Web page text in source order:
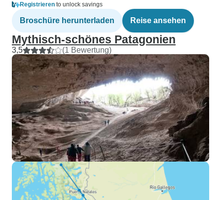
Registrieren to unlock savings
Broschüre herunterladen Reise ansehen
Mythisch-schönes Patagonien
3,5 (1 Bewertung)